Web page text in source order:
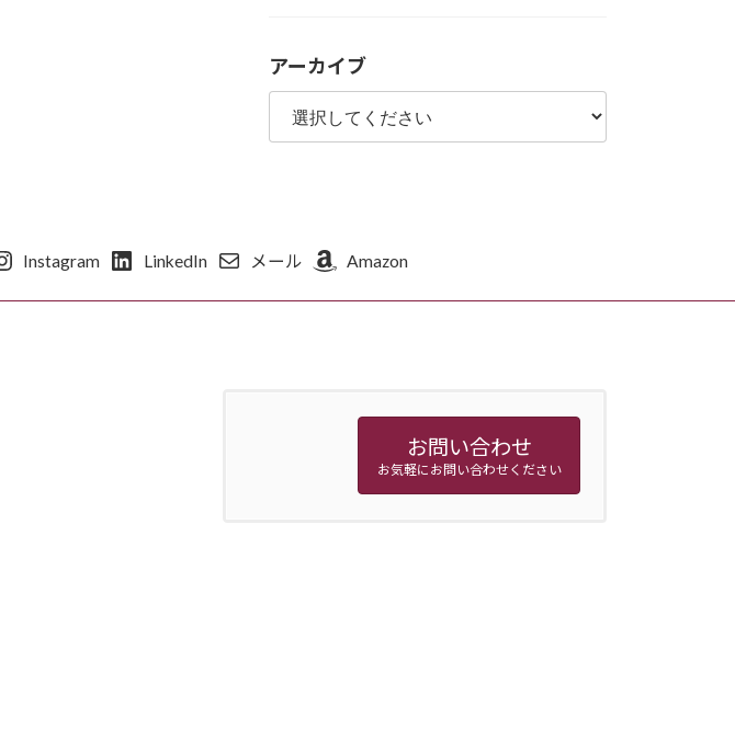
アーカイブ
Instagram LinkedIn メール Amazon
お問い合わせ
お気軽にお問い合わせください